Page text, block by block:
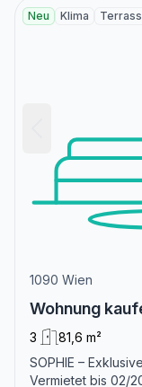
Neu Klima
1090 Wien
Wohnung
3
81,6 m²
SOPHIE –
Vermietet bis 02/